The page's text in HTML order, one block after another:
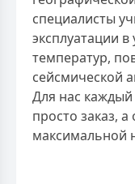
специалисты
эксплуатации
температур,
сейсмической
Для нас
просто заказ,
максимальной